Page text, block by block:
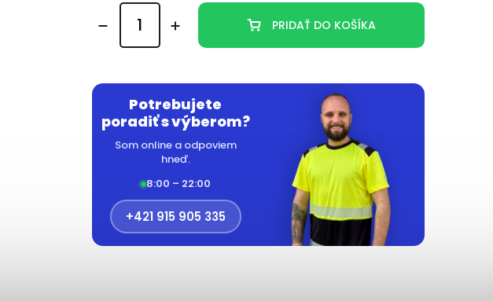
PRIDAŤ DO KOŠÍKA
Potrebujete
poradiť s výberom?
Som online a odpoviem
hneď.
8:00 – 22:00
+421 915 905 335